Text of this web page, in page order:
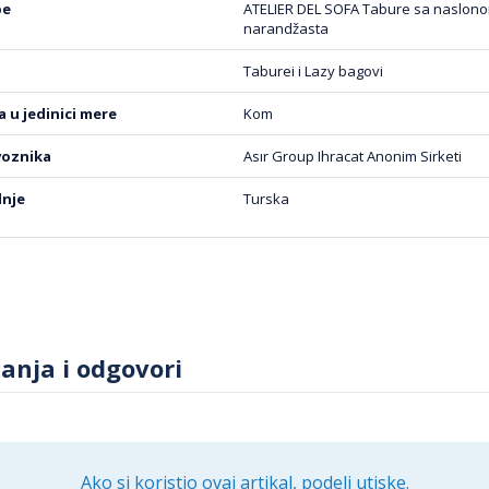
Njegov moderan dizajn i kvalitetni materijali čine ga
omiljeni deo vašeg prostora.
ATELIER DEL SOFA Tabure sa
narandžasta
Taburei i Lazy bagovi
u jedinici mere Kom
Asır Group Ihracat Anonim Sirketi
Turska
i odgovori
Ako si koristio ovaj artikal, podeli utiske.